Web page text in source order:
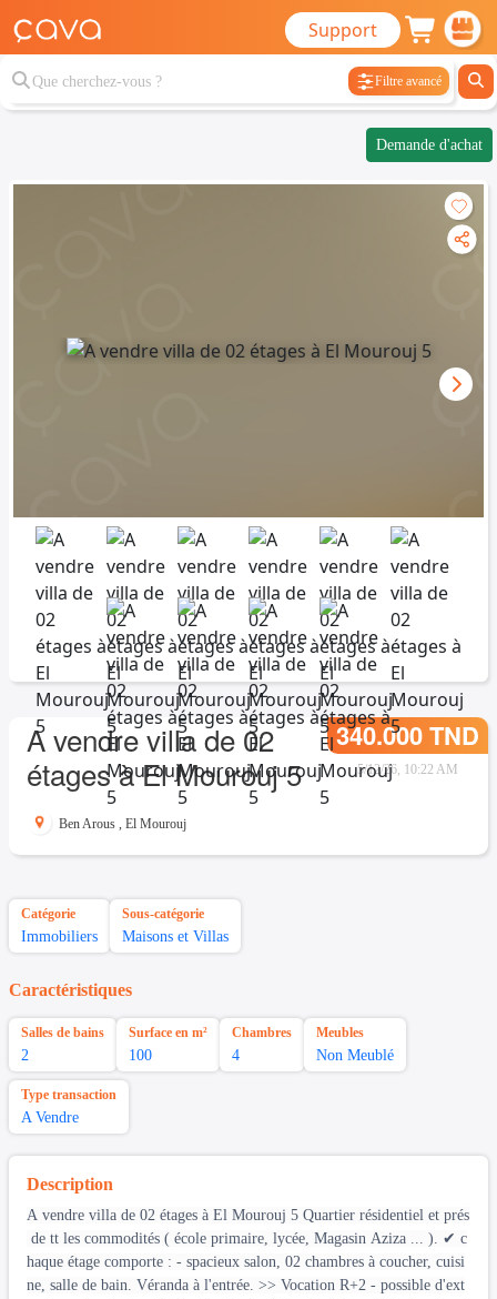
Support
Filtre avancé
Demande d'achat
A vendre villa de 02
étages à El Mourouj 5
340.000 TND
5/12/26, 10:22 AM
Ben Arous , El Mourouj
Catégorie
Immobiliers
Sous-catégorie
Maisons et Villas
Caractéristiques
Salles de bains
2
Surface en m²
100
Chambres
4
Meubles
Non Meublé
Type transaction
A Vendre
Description
A vendre villa de 02 étages à El Mourouj 5 Quartier résidentiel et prés
de tt les commodités ( école primaire, lycée, Magasin Aziza ... ). ✔ c
haque étage comporte : - spacieux salon, 02 chambres à coucher, cuisi
ne, salle de bain. Véranda à l'entrée. >> Vocation R+2 - possible d'ext